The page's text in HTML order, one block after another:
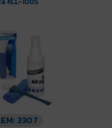
3307